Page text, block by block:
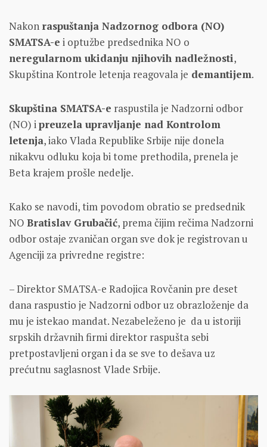
Nakon raspuštanja Nadzornog odbora (NO)
SMATSA-e i optužbe predsednika NO o
neregularnom ukidanju njihovih nadležnosti,
Skupština Kontrole letenja reagovala je demantijem.
Skupština SMATSA-e raspustila je Nadzorni odbor
(NO) ipreuzela upravljanje nad Kontrolom
letenja, iako Vlada Republike Srbije nije donela
nikakvu odluku koja bi tome prethodila, prenela je
Beta krajem prošle nedelje.
Kako se navodi, tim povodom obratio se predsednik
NO Bratislav Grubačić, prema čijim rečima Nadzorni
odbor ostaje zvaničan organ sve dok je registrovan u
Agenciji za privredne registre:
– Direktor SMATSA-e Radojica Rovčanin pre deset
dana raspustio je Nadzorni odbor uz obrazloženje da
mu je istekao mandat. Nezabeleženo je da u istoriji
srpskih državnih firmi direktor raspušta sebi
pretpostavljeni organ i da se sve to dešava uz
prećutnu saglasnost Vlade Srbije.